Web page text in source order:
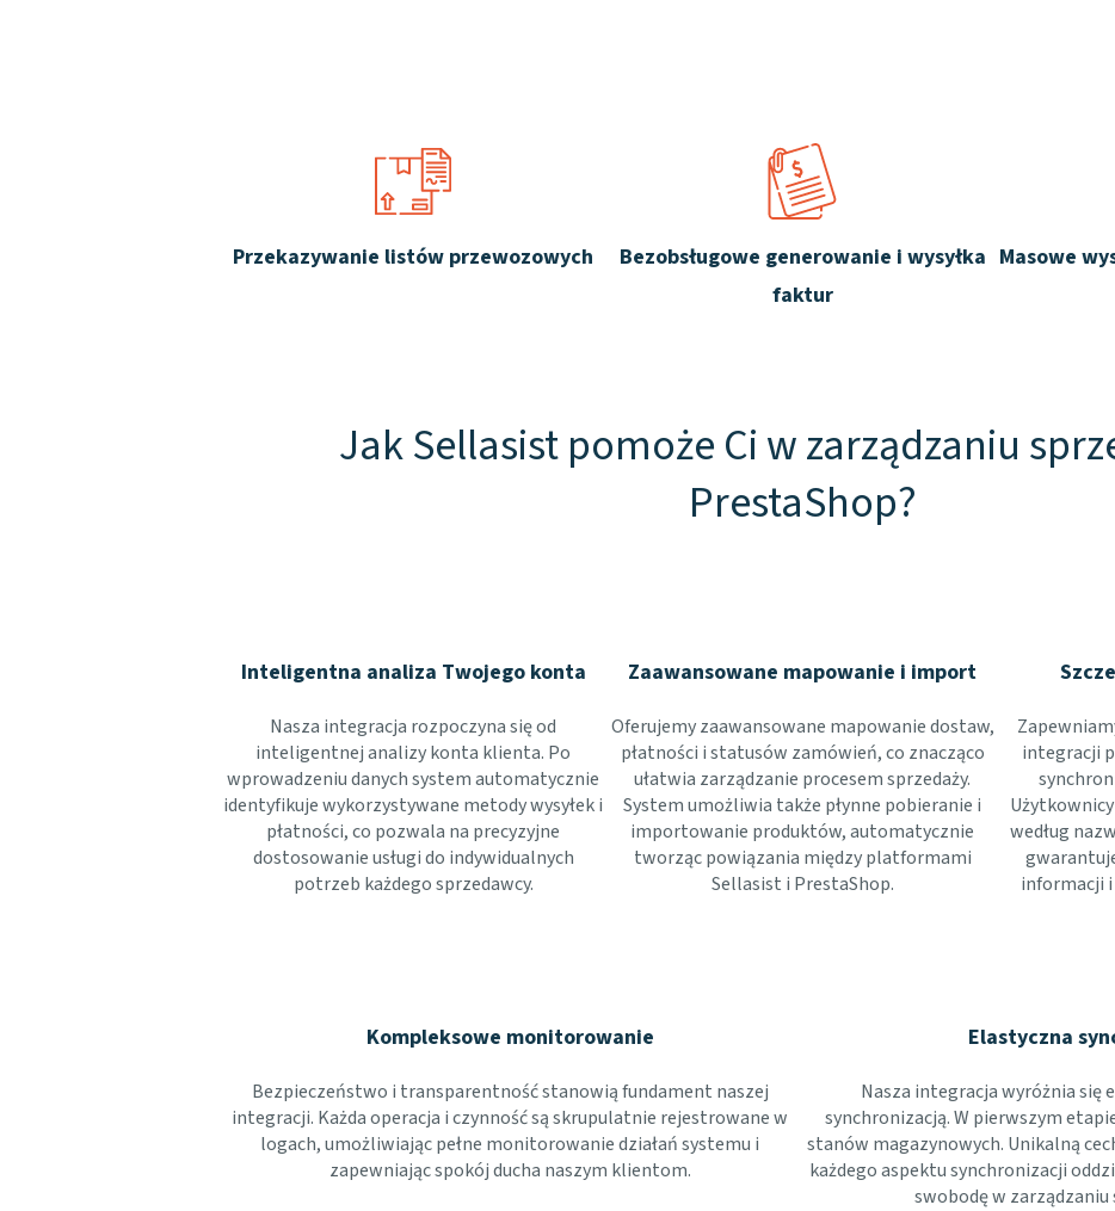
Przekazywanie listów przewozowych
Bezobsługowe generowanie i wysyłka
faktur
Masowe
Jak Sellasist pomoże Ci w zarządzaniu
PrestaShop?
Inteligentna analiza Twojego konta
Nasza integracja rozpoczyna się od
inteligentnej analizy konta klienta. Po
wprowadzeniu danych system automatycznie
identyfikuje wykorzystywane metody wysyłek i
płatności, co pozwala na precyzyjne
dostosowanie usługi do indywidualnych
potrzeb każdego sprzedawcy.
Zaawansowane mapowanie i import
Oferujemy zaawansowane mapowanie dostaw,
płatności i statusów zamówień, co znacząco
ułatwia zarządzanie procesem sprzedaży.
System umożliwia także płynne pobieranie i
importowanie produktów, automatycznie
tworząc powiązania między platformami
Sellasist i PrestaShop.
integracji
według
informacji
Kompleksowe monitorowanie
Bezpieczeństwo i transparentność stanowią fundament naszej
integracji. Każda operacja i czynność są skrupulatnie rejestrowane w
logach, umożliwiając pełne monitorowanie działań systemu i
zapewniając spokój ducha naszym klientom.
Elastyczna
Nasza integracja wyróżnia się
synchronizacją. W pierwszym
stanów magazynowych. Unikalną
każdego aspektu synchronizacji
swobodę w